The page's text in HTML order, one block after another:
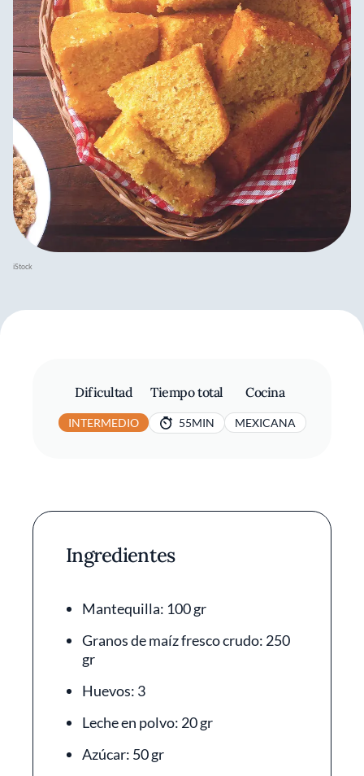
iStock
Dificultad
INTERMEDIO
Tiempo total
55MIN
Cocina
MEXICANA
Ingredientes
Mantequilla: 100 gr
Granos de maíz fresco crudo: 250
gr
Huevos: 3
Leche en polvo: 20 gr
Azúcar: 50 gr